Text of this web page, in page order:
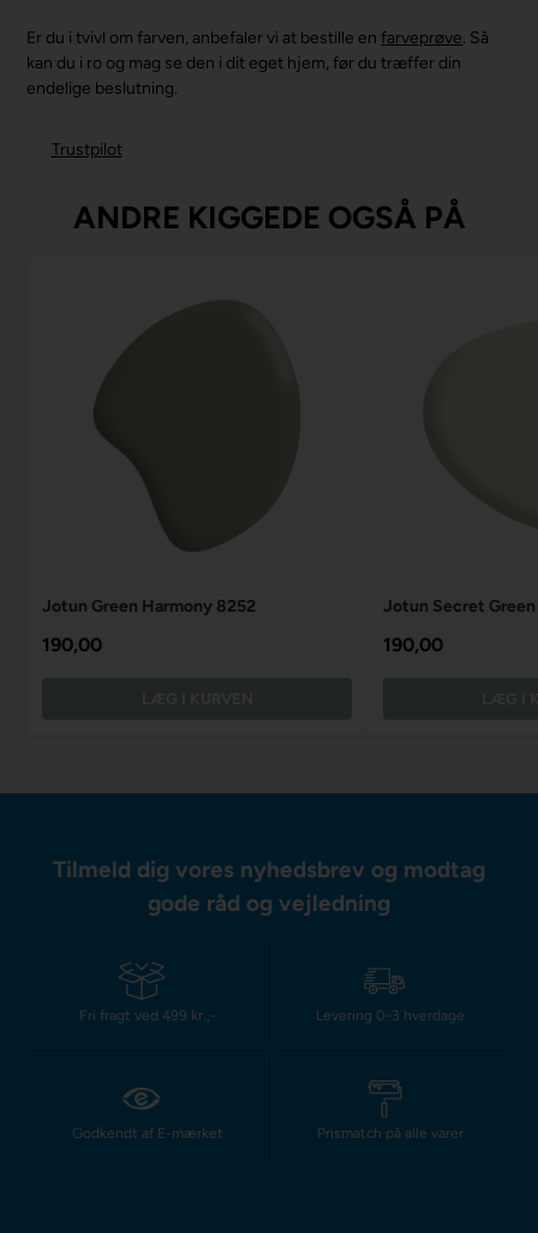
Er du i tvivl om farven, anbefaler vi at bestille enfarveprøve. Så
kan du i ro og mag se den i dit eget hjem, før du træffer din
endelige beslutning.
Trustpilot
ANDRE KIGGEDE OGSÅ PÅ
Jotun Green Harmony 8252
190,00
Jotun Secret Green
190,00
Tilmeld dig vores nyhedsbrev og modtag
gode råd og vejledning
Fri fragt ved 499 kr.,- Levering 0-3 hverdage
Godkendt af E-mærket Prismatch på alle varer